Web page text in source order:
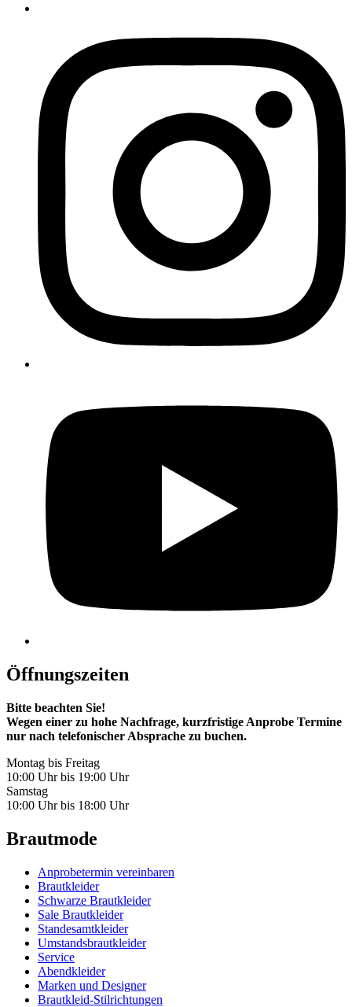
Öffnungszeiten
Bitte beachten Sie!
Wegen einer zu hohe Nachfrage, kurzfristige Anprobe Termine
nur nach telefonischer Absprache zu buchen.
Montag bis Freitag
10:00 Uhr bis 19:00 Uhr
Samstag
10:00 Uhr bis 18:00 Uhr
Brautmode
Anprobetermin vereinbaren
Brautkleider
Schwarze Brautkleider
Sale Brautkleider
Standesamtkleider
Umstandsbrautkleider
Service
Abendkleider
Marken und Designer
Brautkleid-Stilrichtungen